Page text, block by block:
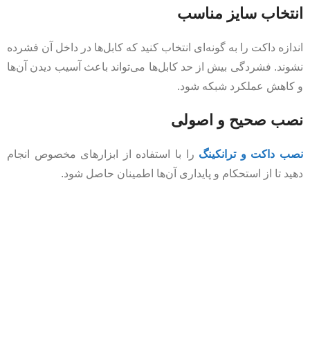
انتخاب سایز مناسب
اندازه داکت را به گونه‌ای انتخاب کنید که کابل‌ها در داخل آن فشرده
نشوند. فشردگی بیش از حد کابل‌ها می‌تواند باعث آسیب دیدن آن‌ها
و کاهش عملکرد شبکه شود.
نصب صحیح و اصولی
نصب داکت و ترانکینگ را با استفاده از ابزارهای مخصوص انجام
دهید تا از استحکام و پایداری آن‌ها اطمینان حاصل شود.